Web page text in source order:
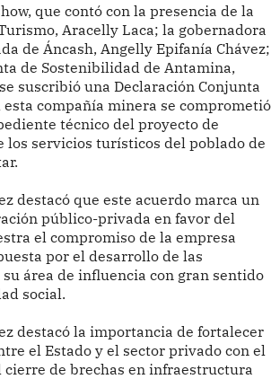
que contó con la presencia de la
Aracelly Laca; la gobernadora
de Áncash, Angelly Epifanía Chávez;
de Sostenibilidad de Antamina,
suscribió una Declaración Conjunta
compañía minera se comprometió
técnico del proyecto de
los servicios turísticos del poblado de
destacó que este acuerdo marca un
público-privada en favor del
el compromiso de la empresa
por el desarrollo de las
área de influencia con gran sentido
social.
destacó la importancia de fortalecer
el Estado y el sector privado con el
cierre de brechas en infraestructura